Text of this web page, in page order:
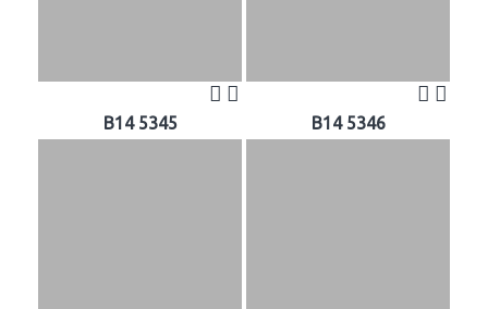
B14 5345 B14 5346